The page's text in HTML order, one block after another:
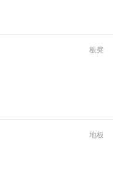
板凳
地板